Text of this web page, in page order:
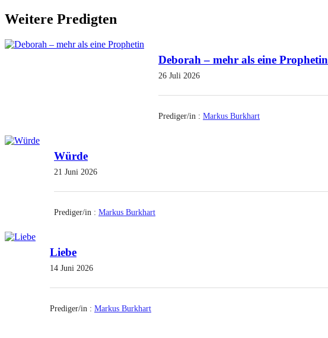
Weitere Predigten
Deborah – mehr als eine Prophetin
26 Juli 2026
Prediger/in : Markus Burkhart
Würde
21 Juni 2026
Prediger/in : Markus Burkhart
Liebe
14 Juni 2026
Prediger/in : Markus Burkhart